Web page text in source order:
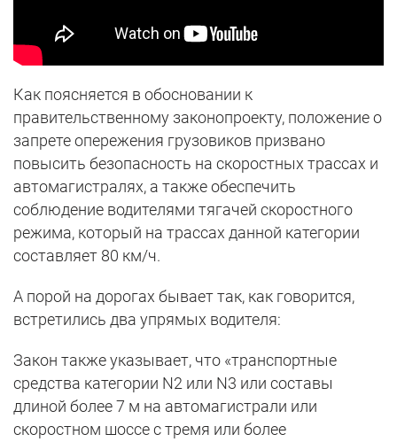
Как поясняется в обосновании к
правительственному законопроекту, положение о
запрете опережения грузовиков призвано
повысить безопасность на скоростных трассах и
автомагистралях, а также обеспечить
соблюдение водителями тягачей скоростного
режима, который на трассах данной категории
составляет 80 км/ч.
А порой на дорогах бывает так, как говорится,
встретились два упрямых водителя:
Закон также указывает, что «транспортные
средства категории N2 или N3 или составы
длиной более 7 м на автомагистрали или
скоростном шоссе с тремя или более